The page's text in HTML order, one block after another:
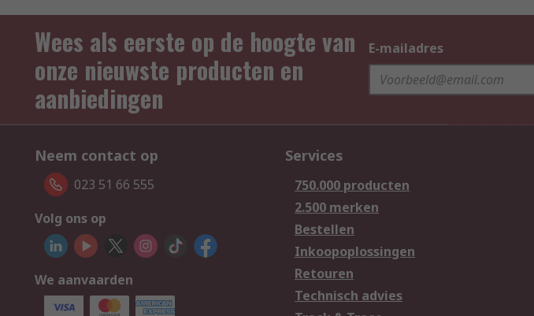
Wees als eerste op de hoogte van
onze nieuwste producten en
aanbiedingen
E-mailadres
Neem contact op
023 51 66 555
Volg ons op
We aanvaarden
Services
750.000 producten
2.500 merken
Bestellen
Inkoopoplossingen
Retouren
Technisch advies